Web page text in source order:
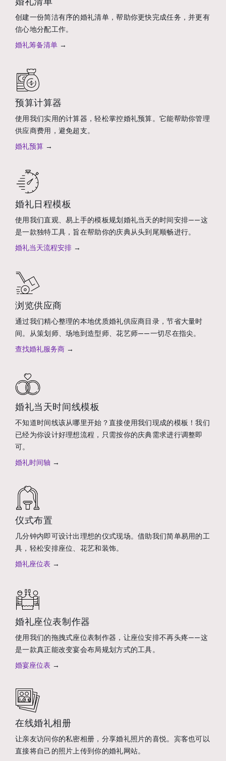
创建一份简洁有序的婚礼清单，帮助你更快完成任务，并更有
信心地分配工作。
婚礼筹备清单 →
预算计算器
使用我们实用的计算器，轻松掌控婚礼预算。它能帮助你管理
供应商费用，避免超支。
婚礼预算 →
婚礼日程模板
使用我们直观、易上手的模板规划婚礼当天的时间安排——这
是一款独特工具，旨在帮助你的庆典从头到尾顺畅进行。
婚礼当天流程安排 →
浏览供应商
通过我们精心整理的本地优质婚礼供应商目录，节省大量时
间。从策划师、场地到造型师、花艺师——一切尽在指尖。
查找婚礼服务商 →
婚礼当天时间线模板
不知道时间线该从哪里开始？直接使用我们现成的模板！我们
已经为你设计好理想流程，只需按你的庆典需求进行调整即
可。
婚礼时间轴 →
仪式布置
几分钟内即可设计出理想的仪式现场。借助我们简单易用的工
具，轻松安排座位、花艺和装饰。
婚礼座位表 →
婚礼座位表制作器
使用我们的拖拽式座位表制作器，让座位安排不再头疼——这
是一款真正能改变宴会布局规划方式的工具。
婚宴座位表 →
在线婚礼相册
让亲友访问你的私密相册，分享婚礼照片的喜悦。宾客也可以
直接将自己的照片上传到你的婚礼网站。